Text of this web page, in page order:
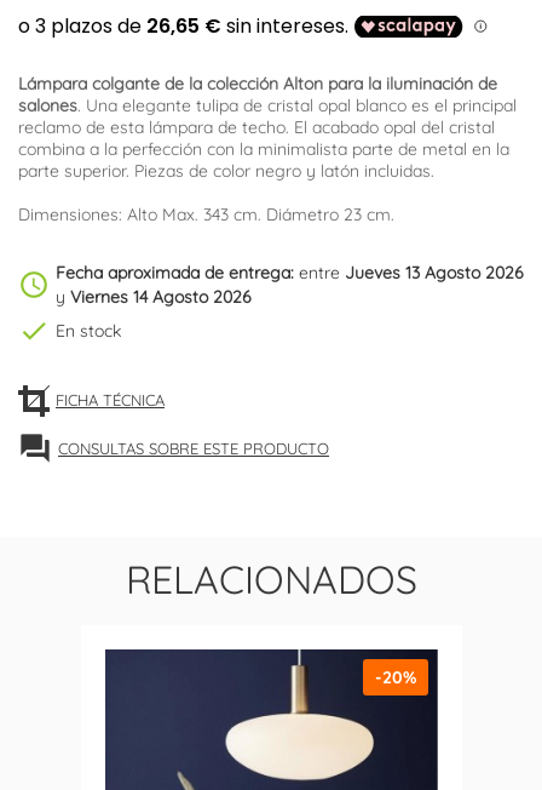
Lámpara colgante de la colección Alton para la iluminación de
salones. Una elegante tulipa de cristal opal blanco es el principal
reclamo de esta lámpara de techo. El acabado opal del cristal
combina a la perfección con la minimalista parte de metal en la
parte superior. Piezas de color negro y latón incluidas.
Dimensiones: Alto Max. 343 cm. Diámetro 23 cm.
schedule Fecha aproximada de entrega: entre Jueves 13 Agosto 2026
y Viernes 14 Agosto 2026
check En stock
FICHA TÉCNICA
forum CONSULTAS SOBRE ESTE PRODUCTO
RELACIONADOS
-20%